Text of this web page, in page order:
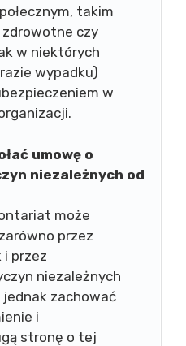
takim
czy
w niektórych
wypadku)
w
umowę o
niezależnych od
może
przez
przez
niezależnych
jednak zachować
i
stronę o tej